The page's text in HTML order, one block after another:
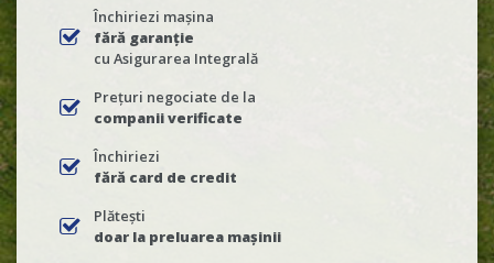
Închiriezi mașina
fără garanție
cu Asigurarea Integrală
Prețuri negociate de la
companii verificate
Închiriezi
fără card de credit
Plătești
doar la preluarea mașinii